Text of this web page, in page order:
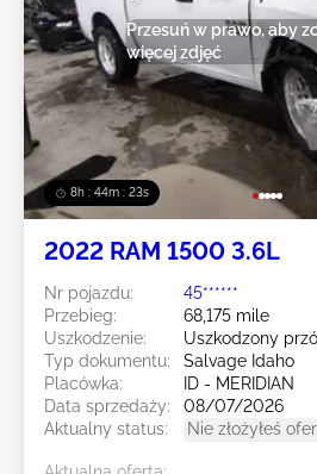
8h : 44m : 20s
Przesuń w prawo, aby
więcej zdjęć
2022 RAM 1500 3.6L
Nr pojazdu:
45******
Przebieg:
68,175 mile
Uszkodzenie:
Uszkodzony
Typ dokumentu:
Salvage Idaho
Placówka:
ID - MERIDIAN
Data sprzedaży:
08/07/2026
Aktualny status:
Nie złożyłeś